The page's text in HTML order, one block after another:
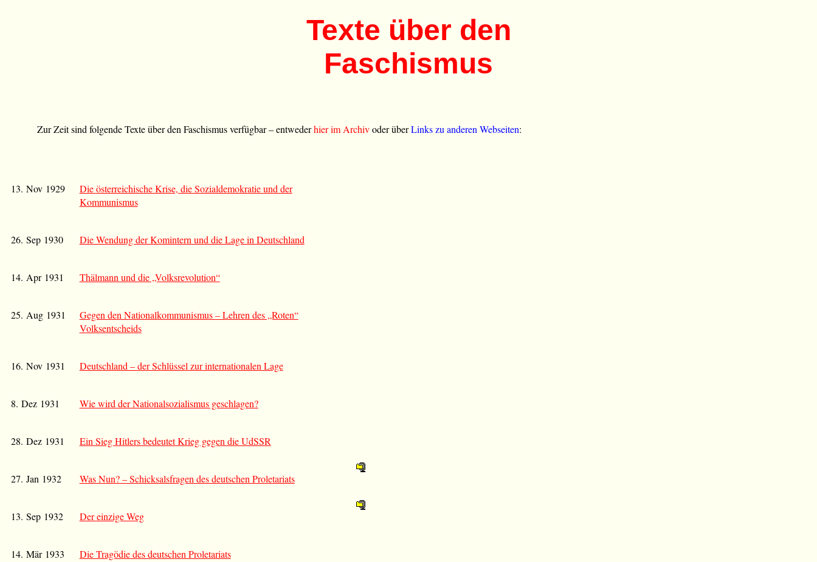
Texte über den
Faschismus
Zur Zeit sind folgende Texte über den Faschismus verfügbar – entwederhier im Archivoder überLinks zu anderen Webseiten:
13. Nov 1929
Die österreichische Krise, die Sozialdemokratie und der
Kommunismus
26. Sep 1930 Die Wendung der Komintern und die Lage in Deutschland
14. Apr 1931 Thälmann und die „Volksrevolution“
25. Aug 1931
Gegen den Nationalkommunismus – Lehren des „Roten“
Volksentscheids
16. Nov 1931 Deutschland – der Schlüssel zur internationalen Lage
8. Dez 1931 Wie wird der Nationalsozialismus geschlagen?
28. Dez 1931 Ein Sieg Hitlers bedeutet Krieg gegen die UdSSR
27. Jan 1932 Was Nun? – Schicksalsfragen des deutschen Proletariats
13. Sep 1932 Der einzige Weg
14. Mär 1933 Die Tragödie des deutschen Proletariats